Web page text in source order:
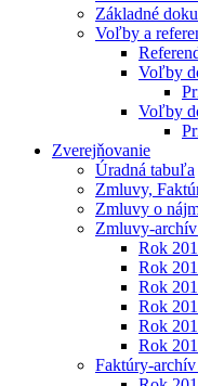
Základné
Voľby a
Voľby
Voľby
Zverejňovanie
Úradná tabuľa
Zmluvy,
Zmluvy o
Zmluvy-
Rok
Rok
Rok
Rok
Rok
Rok
Faktúry-